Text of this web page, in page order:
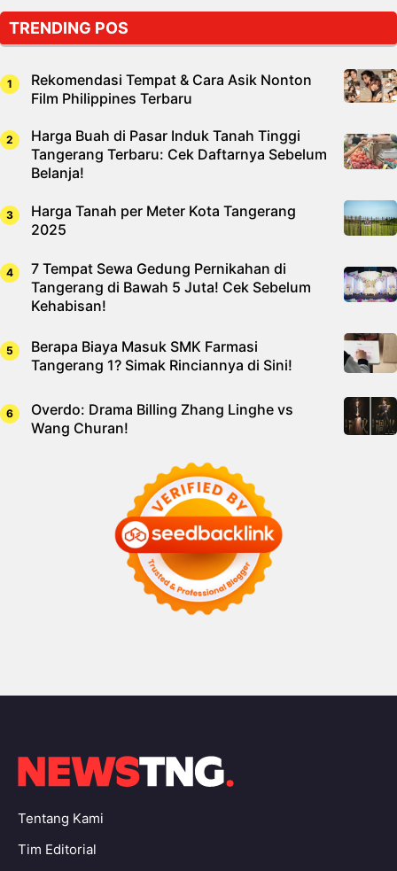
TRENDING POS
Rekomendasi Tempat & Cara Asik Nonton
Film Philippines Terbaru
Harga Buah di Pasar Induk Tanah Tinggi
Tangerang Terbaru: Cek Daftarnya Sebelum
Belanja!
Harga Tanah per Meter Kota Tangerang
2025
7 Tempat Sewa Gedung Pernikahan di
Tangerang di Bawah 5 Juta! Cek Sebelum
Kehabisan!
Berapa Biaya Masuk SMK Farmasi
Tangerang 1? Simak Rinciannya di Sini!
Overdo: Drama Billing Zhang Linghe vs
Wang Churan!
Tentang Kami
Tim Editorial